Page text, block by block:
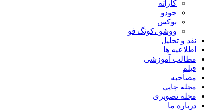
کاراته
جودو
بوکس
ووشو ،کونگ فو
نقد و تحلیل
اطلاعیه ها
مطالب آموزشی
فیلم
مصاحبه
مجله چاپی
مجله تصویری
درباره ما